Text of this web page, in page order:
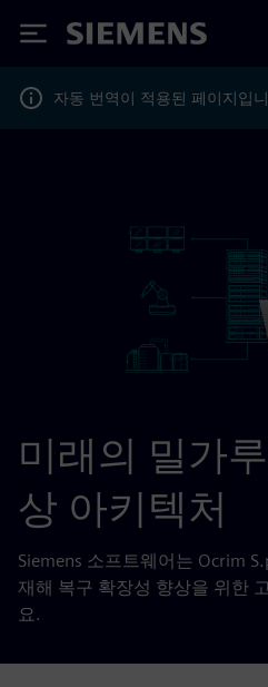
Siemens
자동 번역이 적용된 페이지입
미래의 밀가
상 아키텍처
Siemens 소프트웨어는 Ocrim
재해 복구 확장성 향상을 위한
요.